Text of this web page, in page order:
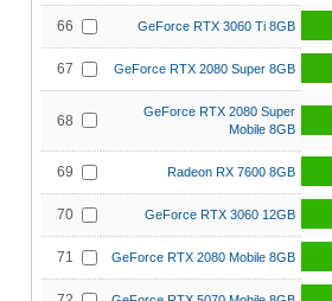
66 GeForce RTX 3060 Ti 8GB
67 GeForce RTX 2080 Super 8GB
68
GeForce RTX 2080 Super
Mobile 8GB
69 Radeon RX 7600 8GB
70 GeForce RTX 3060 12GB
71 GeForce RTX 2080 Mobile 8GB